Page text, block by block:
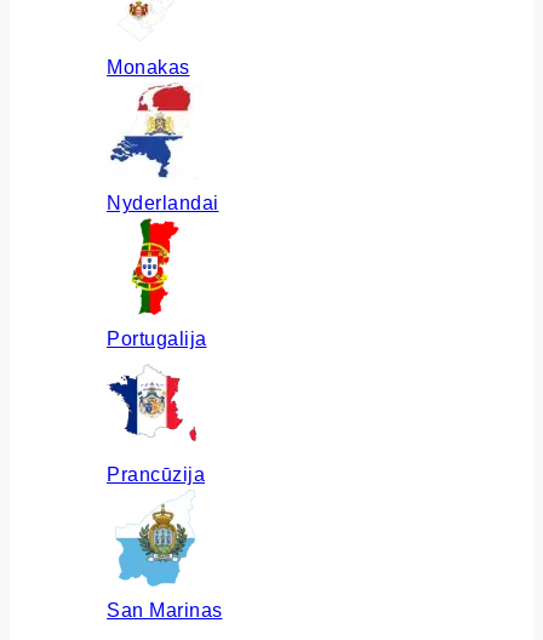
Monakas
Nyderlandai
Portugalija
Prancūzija
San Marinas